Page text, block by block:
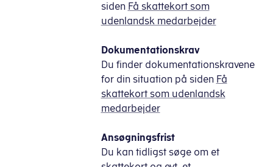
siden Få skattekort som
udenlandsk medarbejder
Dokumentationskrav
Du finder dokumentationskravene
for din situation på siden Få
skattekort som udenlandsk
medarbejder
Ansøgningsfrist
Du kan tidligst søge om et